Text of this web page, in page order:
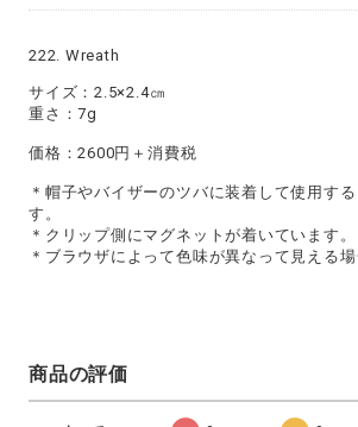
222. Wreath
サイズ：2.5×2.4㎝
重さ：7g
価格：2600円＋消費税
＊帽子やバイザーのツバに装着して使用す
す。
＊クリップ側にマグネットが着いています。
＊ブラウザによって色味が異なって見える場
商品の評価